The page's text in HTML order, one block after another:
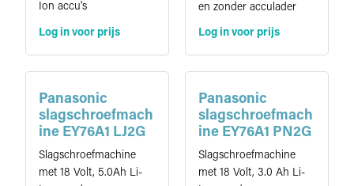
Ion accu's
Log in voor prijs
en zonder acculader
Log in voor prijs
Panasonic
slagschroefmach
ine EY76A1 LJ2G
Slagschroefmachine
met 18 Volt, 5.0Ah Li-
Panasonic
slagschroefmach
ine EY76A1 PN2G
Slagschroefmachine
met 18 Volt, 3.0 Ah Li-